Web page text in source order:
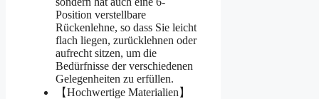
Position verstellbare
Rückenlehne, so dass Sie leicht
flach liegen, zurücklehnen oder
aufrecht sitzen, um die
Bedürfnisse der verschiedenen
Gelegenheiten zu erfüllen.
【Hochwertige Materialien】